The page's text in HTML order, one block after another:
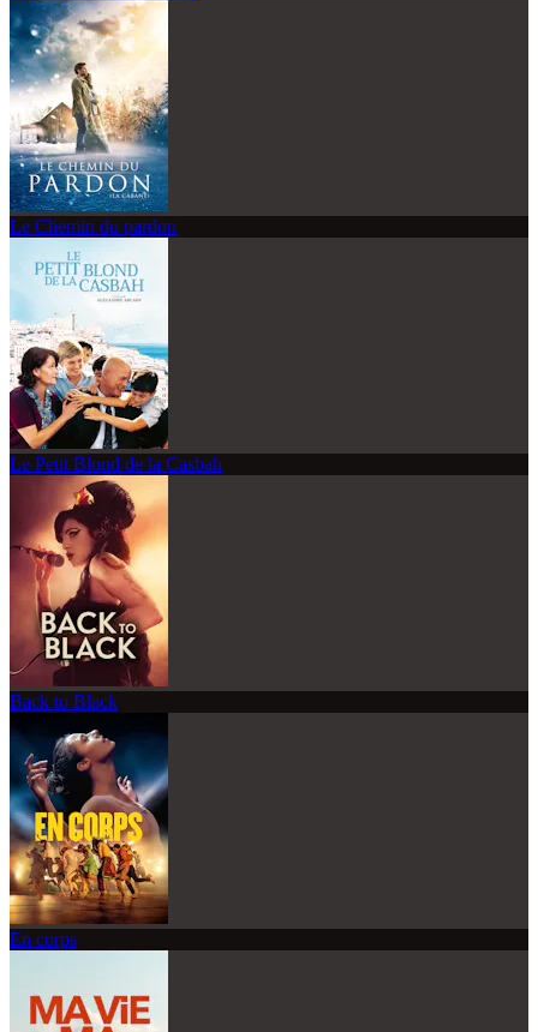
Le Chemin du pardon
Le Petit Blond de la Casbah
Back to Black
En corps